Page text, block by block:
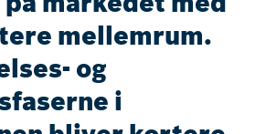
mellemrum.
og
i